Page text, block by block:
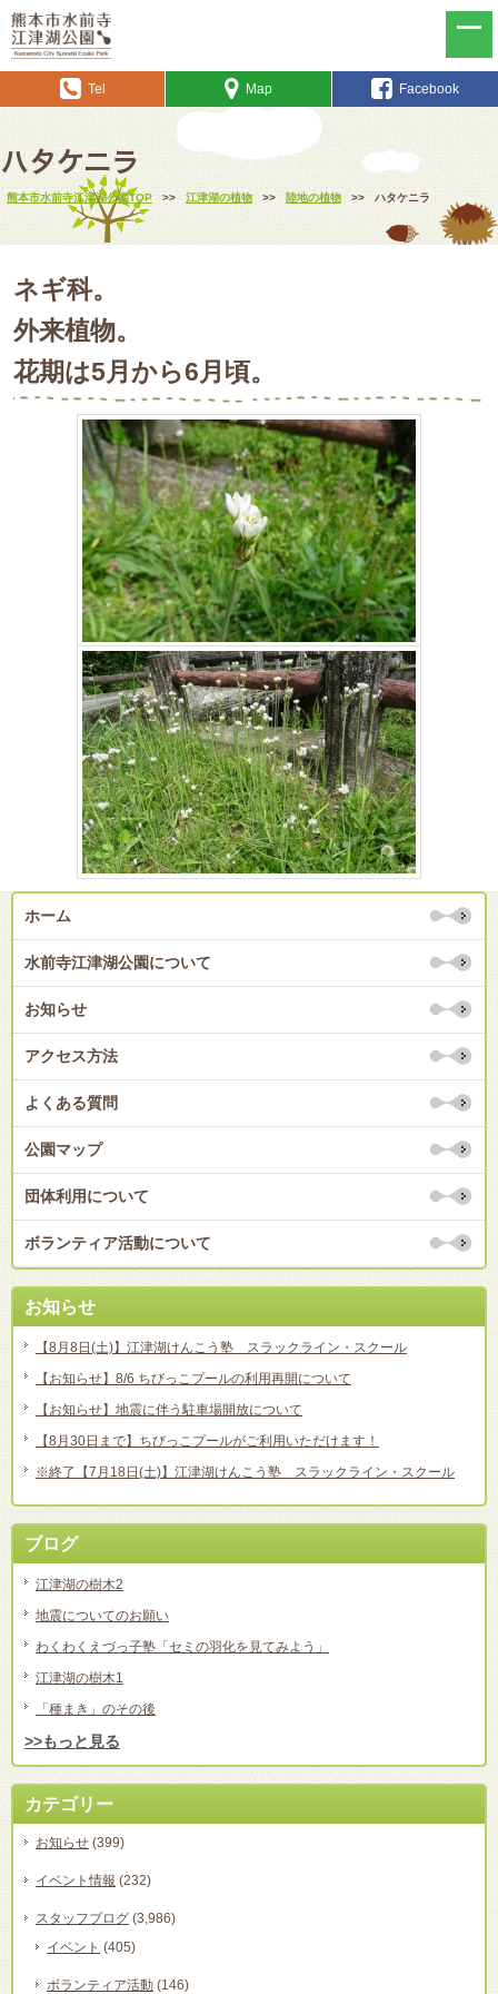
Tel Map Facebook
ハタケニラ
熊本市水前寺江津湖公園TOP >> 江津湖の植物 >> 陸地の植物 >> ハタケニラ
ネギ科。
外来植物。
花期は5月から6月頃。
ホーム
水前寺江津湖公園について
お知らせ
アクセス方法
よくある質問
公園マップ
団体利用について
ボランティア活動について
お知らせ
【8月8日(土)】江津湖けんこう塾 スラックライン・スクール
【お知らせ】8/6 ちびっこプールの利用再開について
【お知らせ】地震に伴う駐車場開放について
【8月30日まで】ちびっこプールがご利用いただけます！
※終了【7月18日(土)】江津湖けんこう塾 スラックライン・スクール
ブログ
江津湖の樹木2
地震についてのお願い
わくわくえづっ子塾「セミの羽化を見てみよう」
江津湖の樹木1
「種まき」のその後
>>もっと見る
カテゴリー
お知らせ (399)
イベント情報 (232)
スタッフブログ (3,986)
イベント (405)
ボランティア活動 (146)